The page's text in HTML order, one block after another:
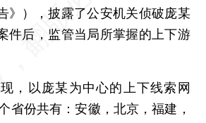
》），披露了公安机关侦破庞某
件后，监管当局所掌握的上下游
以庞某为中心的上下线索网
省份共有：安徽，北京，福建，